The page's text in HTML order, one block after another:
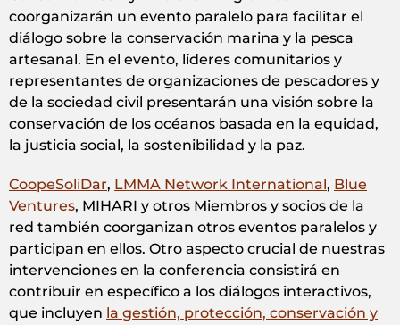
coorganizarán un evento paralelo para facilitar el
diálogo sobre la conservación marina y la pesca
artesanal. En el evento, líderes comunitarios y
representantes de organizaciones de pescadores y
de la sociedad civil presentarán una visión sobre la
conservación de los océanos basada en la equidad,
la justicia social, la sostenibilidad y la paz.
CoopeSoliDar, LMMA Network International, Blue
Ventures, MIHARI y otros Miembros y socios de la
red también coorganizan otros eventos paralelos y
participan en ellos. Otro aspecto crucial de nuestras
intervenciones en la conferencia consistirá en
contribuir en específico a los diálogos interactivos,
que incluyen la gestión, protección, conservación y